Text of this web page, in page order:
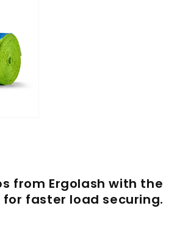
from Ergolash with the
faster load securing.